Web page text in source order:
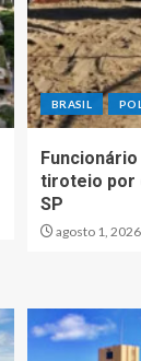
BRASIL
tiroteio por
SP
agosto 1, 2026